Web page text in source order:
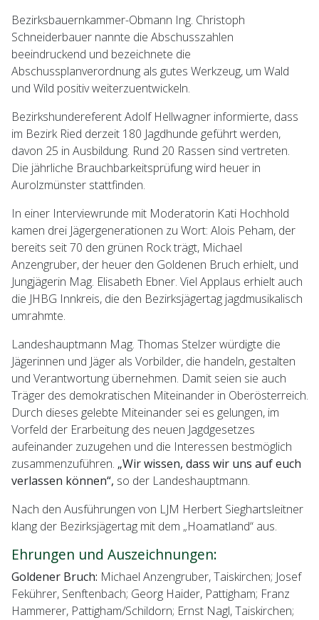
Bezirksbauernkammer-Obmann Ing. Christoph
Schneiderbauer nannte die Abschusszahlen
beeindruckend und bezeichnete die
Abschussplanverordnung als gutes Werkzeug, um Wald
und Wild positiv weiterzuentwickeln.
Bezirkshundereferent Adolf Hellwagner informierte, dass
im Bezirk Ried derzeit 180 Jagdhunde geführt werden,
davon 25 in Ausbildung. Rund 20 Rassen sind vertreten.
Die jährliche Brauchbarkeitsprüfung wird heuer in
Aurolzmünster stattfinden.
In einer Interviewrunde mit Moderatorin Kati Hochhold
kamen drei Jägergenerationen zu Wort: Alois Peham, der
bereits seit 70 den grünen Rock trägt, Michael
Anzengruber, der heuer den Goldenen Bruch erhielt, und
Jungjägerin Mag. Elisabeth Ebner. Viel Applaus erhielt auch
die JHBG Innkreis, die den Bezirksjägertag jagdmusikalisch
umrahmte.
Landeshauptmann Mag. Thomas Stelzer würdigte die
Jägerinnen und Jäger als Vorbilder, die handeln, gestalten
und Verantwortung übernehmen. Damit seien sie auch
Träger des demokratischen Miteinander in Oberösterreich.
Durch dieses gelebte Miteinander sei es gelungen, im
Vorfeld der Erarbeitung des neuen Jagdgesetzes
aufeinander zuzugehen und die Interessen bestmöglich
zusammenzuführen. „Wir wissen, dass wir uns auf euch
verlassen können“, so der Landeshauptmann.
Nach den Ausführungen von LJM Herbert Sieghartsleitner
klang der Bezirksjägertag mit dem „Hoamatland“ aus.
Ehrungen und Auszeichnungen:
Goldener Bruch: Michael Anzengruber, Taiskirchen; Josef
Fekührer, Senftenbach; Georg Haider, Pattigham; Franz
Hammerer, Pattigham/Schildorn; Ernst Nagl, Taiskirchen;